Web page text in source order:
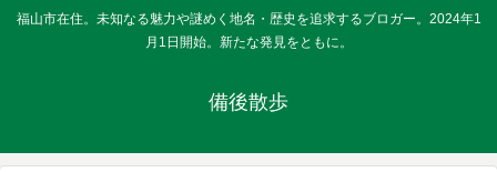
福山市在住。未知なる魅力や謎めく地名・歴史を追求するブロガー。2024年1
月1日開始。新たな発見をともに。
備後散歩